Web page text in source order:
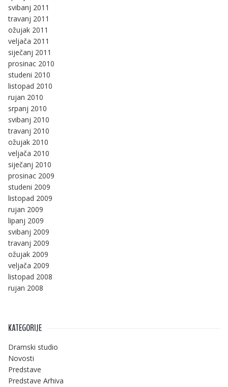
svibanj 2011
travanj 2011
ožujak 2011
veljača 2011
siječanj 2011
prosinac 2010
studeni 2010
listopad 2010
rujan 2010
srpanj 2010
svibanj 2010
travanj 2010
ožujak 2010
veljača 2010
siječanj 2010
prosinac 2009
studeni 2009
listopad 2009
rujan 2009
lipanj 2009
svibanj 2009
travanj 2009
ožujak 2009
veljača 2009
listopad 2008
rujan 2008
KATEGORIJE
Dramski studio
Novosti
Predstave
Predstave Arhiva